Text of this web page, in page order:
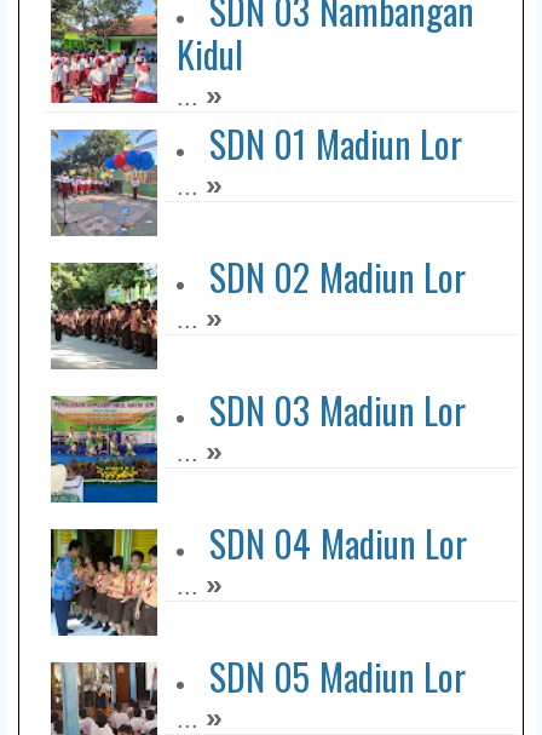
Kidul
... »
SDN 01 Madiun Lor
... »
SDN 02 Madiun Lor
... »
SDN 03 Madiun Lor
... »
SDN 04 Madiun Lor
... »
SDN 05 Madiun Lor
... »